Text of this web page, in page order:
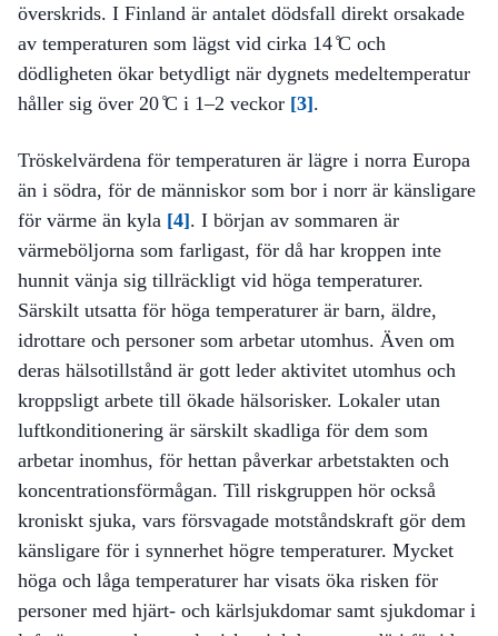
överskrids. I Finland är antalet dödsfall direkt orsakade
av temperaturen som lägst vid cirka 14 ̊C och
dödligheten ökar betydligt när dygnets medeltemperatur
håller sig över 20 ̊C i 1–2 veckor [3].
Tröskelvärdena för temperaturen är lägre i norra Europa
än i södra, för de människor som bor i norr är känsligare
för värme än kyla [4]. I början av sommaren är
värmeböljorna som farligast, för då har kroppen inte
hunnit vänja sig tillräckligt vid höga temperaturer.
Särskilt utsatta för höga temperaturer är barn, äldre,
idrottare och personer som arbetar utomhus. Även om
deras hälsotillstånd är gott leder aktivitet utomhus och
kroppsligt arbete till ökade hälsorisker. Lokaler utan
luftkonditionering är särskilt skadliga för dem som
arbetar inomhus, för hettan påverkar arbetstakten och
koncentrationsförmågan. Till riskgruppen hör också
kroniskt sjuka, vars försvagade motståndskraft gör dem
känsligare för i synnerhet högre temperaturer. Mycket
höga och låga temperaturer har visats öka risken för
personer med hjärt- och kärlsjukdomar samt sjukdomar i